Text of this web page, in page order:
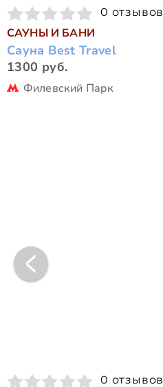
0 отзывов
САУНЫ И БАНИ
Сауна Best Travel
1300 руб.
Филевский Парк
0 отзывов